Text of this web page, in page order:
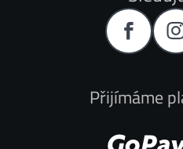
Přijímáme